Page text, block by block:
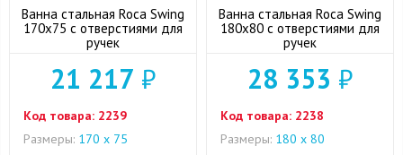
Ванна стальная Roca Swing
170х75 с отверстиями для
ручек
21 217 ₽
Код товара: 2239
Размеры: 170 х 75
Ванна стальная Roca Swing
180х80 с отверстиями для
ручек
28 353 ₽
Код товара: 2238
Размеры: 180 x 80